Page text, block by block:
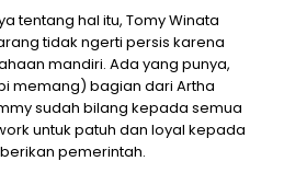
tentang hal itu, Tomy Winata
tidak ngerti persis karena
mandiri. Ada yang punya,
memang) bagian dari Artha
sudah bilang kepada semua
untuk patuh dan loyal kepada
pemerintah.